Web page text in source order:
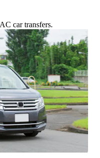
car transfers.